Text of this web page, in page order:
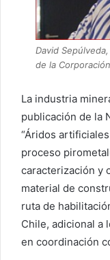
David
de la
La industria
publicación de la
“Áridos
proceso
caracterización y
material de
ruta de
Chile, adicional a
en coordinación